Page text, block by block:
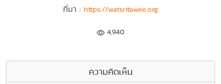
ที่มา : https://watsritawee.org
4,940
ความคิดเห็น